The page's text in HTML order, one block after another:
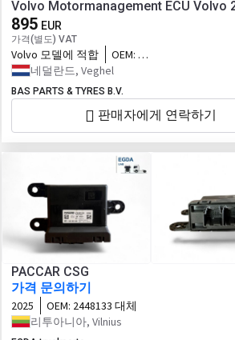
Volvo Motormanagement ECU Volvo
895 EUR
가격(별도) VAT
Volvo 모델에 적합
OEM:
네덜란드, Veghel
BAS PARTS & TYRES B.V.
판매자에게 연락하기
PACCAR CSG
가격 문의하기
2025 OEM: 2448133 대체
리투아니아, Vilnius